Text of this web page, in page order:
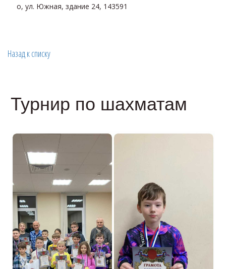
о, ул. Южная, здание 24, 143591
Назад к списку
Турнир по шахматам